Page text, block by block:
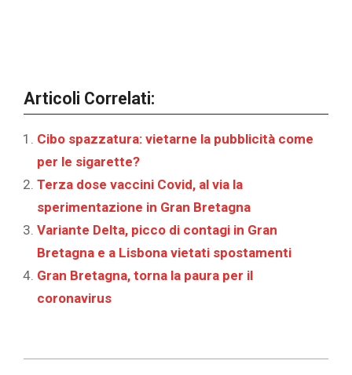
Articoli Correlati:
Cibo spazzatura: vietarne la pubblicità come
per le sigarette?
Terza dose vaccini Covid, al via la
sperimentazione in Gran Bretagna
Variante Delta, picco di contagi in Gran
Bretagna e a Lisbona vietati spostamenti
Gran Bretagna, torna la paura per il
coronavirus